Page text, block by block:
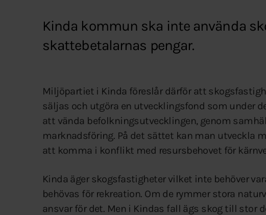
Kinda kommun ska inte använda
skattebetalarnas pengar.
Miljöpartiet i Kinda föreslår därför att
säljas och utgöra en utvecklingsfond som under
att vända befolkningsutvecklingen, genom
marknadsföring. På det sättet kan man utveckla
att komma i konflikt med resursbehovet för
Kinda äger skogsfastigheter vilket inte behöver
behövas för rekreation. Om de rymmer stora
ansvar för det. Men i Kindas fall ägs skog till stor